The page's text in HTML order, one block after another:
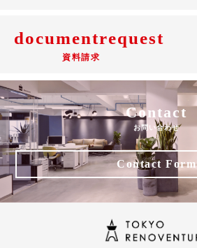
documentrequest
資料請求
Contact
お問い合わせ
Contact Form